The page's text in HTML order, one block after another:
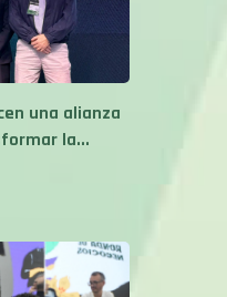
una alianza
la...